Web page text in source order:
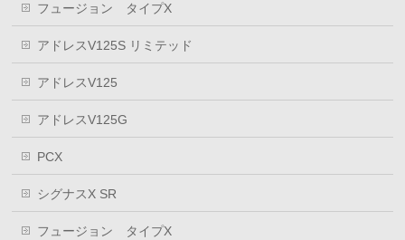
フュージョン タイプX
アドレスV125S リミテッド
アドレスV125
アドレスV125G
PCX
シグナスX SR
フュージョン タイプX